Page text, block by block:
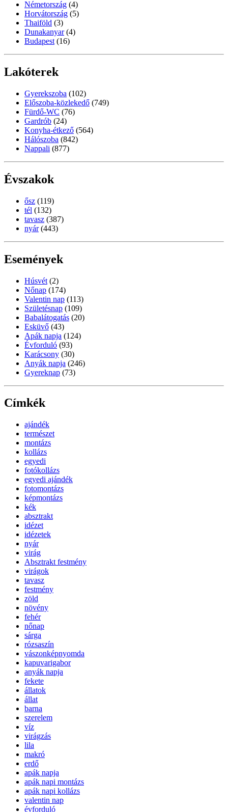
Németország (4)
Horvátország (5)
Thaiföld (3)
Dunakanyar (4)
Budapest (16)
Lakóterek
Gyerekszoba (102)
Előszoba-közlekedő (749)
Fürdő-WC (76)
Gardrób (24)
Konyha-étkező (564)
Hálószoba (842)
Nappali (877)
Évszakok
ősz (119)
tél (132)
tavasz (387)
nyár (443)
Események
Húsvét (2)
Nőnap (174)
Valentin nap (113)
Születésnap (109)
Babalátogatás (20)
Esküvő (43)
Apák napja (124)
Évforduló (93)
Karácsony (30)
Anyák napja (246)
Gyereknap (73)
Címkék
ajándék
természet
montázs
kollázs
egyedi
fotókollázs
egyedi ajándék
fotomontázs
képmontázs
kék
absztrakt
idézet
idézetek
nyár
virág
Absztrakt festmény
virágok
tavasz
festmény
zöld
növény
fehér
nőnap
sárga
rózsaszín
vászonképnyomda
kapuvarigabor
anyák napja
fekete
állatok
állat
barna
szerelem
víz
virágzás
lila
makró
erdő
apák napja
apák napi montázs
apák napi kollázs
valentin nap
évforduló